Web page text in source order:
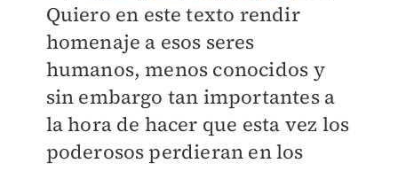
Quiero en este texto rendir
homenaje a esos seres
humanos, menos conocidos y
sin embargo tan importantes a
la hora de hacer que esta vez los
poderosos perdieran en los